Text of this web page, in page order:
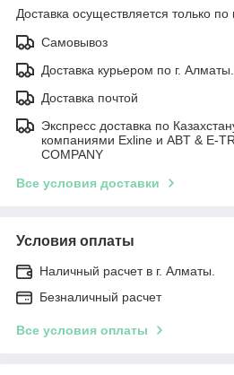
Доставка осуществляется только по
Самовывоз
Доставка курьером по г. Алматы.
Доставка почтой
Экспресс доставка по
компаниями Exline и ABT & E-
COMPANY
Все условия доставки
Условия оплаты
Наличный расчет в г. Алматы.
Безналичный расчет
Все условия оплаты